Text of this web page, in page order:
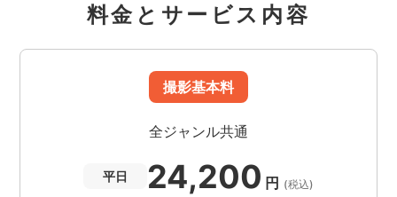
料金とサービス内容
撮影基本料
全ジャンル共通
平日 24,200 円 (税込)